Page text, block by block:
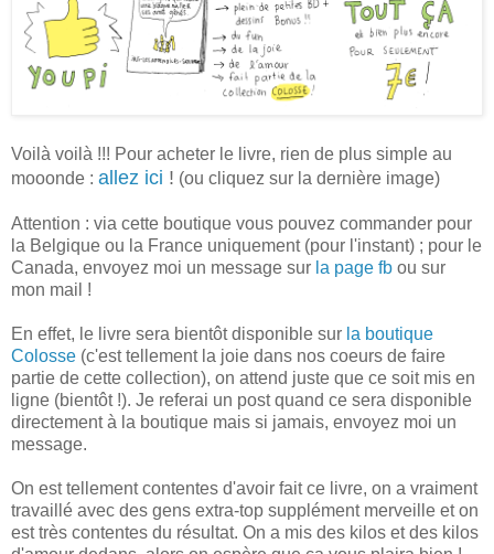
Voilà voilà !!! Pour acheter le livre, rien de plus simple au
mooonde : allez ici ! (ou cliquez sur la dernière image)
Attention : via cette boutique vous pouvez commander pour
la Belgique ou la France uniquement (pour l'instant) ; pour le
Canada, envoyez moi un message sur la page fb ou sur
mon mail !
En effet, le livre sera bientôt disponible sur la boutique
Colosse (c'est tellement la joie dans nos coeurs de faire
partie de cette collection), on attend juste que ce soit mis en
ligne (bientôt !). Je referai un post quand ce sera disponible
directement à la boutique mais si jamais, envoyez moi un
message.
On est tellement contentes d'avoir fait ce livre, on a vraiment
travaillé avec des gens extra-top supplément merveille et on
est très contentes du résultat. On a mis des kilos et des kilos